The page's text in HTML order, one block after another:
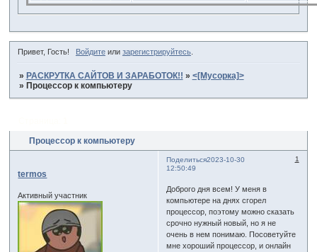
Привет, Гость! Войдитеили зарегистрируйтесь.
» РАСКРУТКА САЙТОВ И ЗАРАБОТОК!! » <[Мусорка]>
» Процессор к компьютеру
Процессор к компьютеру
Поделиться 1
2023-10-30
12:50:49
termos
Активный участник
Доброго дня всем! У меня в
компьютере на днях сгорел
процессор, поэтому можно сказать
срочно нужный новый, но я не
очень в нем понимаю. Посоветуйте
мне хороший процессор, и онлайн